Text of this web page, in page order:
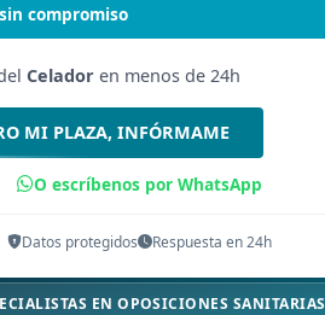
compromiso
Celador en menos de 24h
MI PLAZA, INFÓRMAME
O escríbenos por WhatsApp
Datos protegidos Respuesta en 24h
EN OPOSICIONES SANITARIAS